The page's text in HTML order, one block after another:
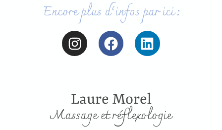
Encore plus d’infos par ici :
Laure Morel
Massage et réflexologie